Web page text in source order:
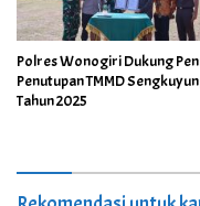
Polres Wonogiri Dukung
Penutupan TMMD
Tahun 2025